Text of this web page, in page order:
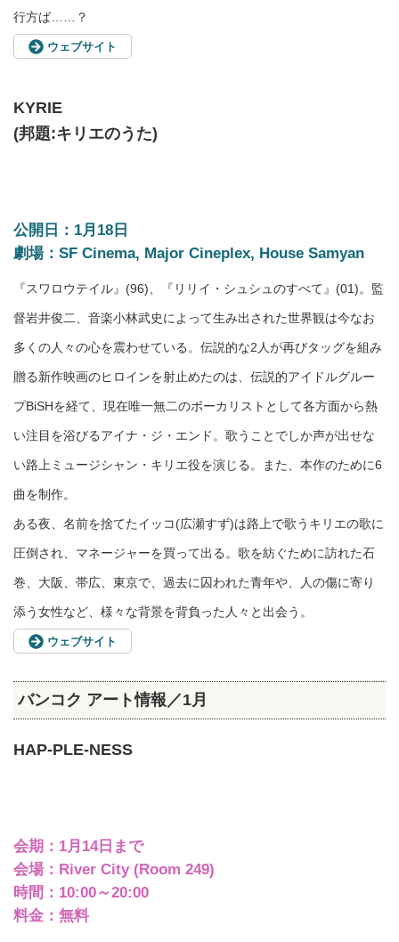
行方ば……？
ウェブサイト
KYRIE
(邦題:キリエのうた)
公開日：1月18日
劇場：SF Cinema, Major Cineplex, House Samyan
『スワロウテイル』(96)、『リリイ・シュシュのすべて』(01)。監
督岩井俊二、音楽小林武史によって生み出された世界観は今なお
多くの人々の心を震わせている。伝説的な2人が再びタッグを組み
贈る新作映画のヒロインを射止めたのは、伝説的アイドルグルー
プBiSHを経て、現在唯一無二のボーカリストとして各方面から熱
い注目を浴びるアイナ・ジ・エンド。歌うことでしか声が出せな
い路上ミュージシャン・キリエ役を演じる。また、本作のために6
曲を制作。
ある夜、名前を捨てたイッコ(広瀬すず)は路上で歌うキリエの歌に
圧倒され、マネージャーを買って出る。歌を紡ぐために訪れた石
巻、大阪、帯広、東京で、過去に囚われた青年や、人の傷に寄り
添う女性など、様々な背景を背負った人々と出会う。
ウェブサイト
バンコク アート情報／1月
HAP-PLE-NESS⁠
会期：1月14日まで
会場：River City (Room 249)
時間：10:00～20:00
料金：無料